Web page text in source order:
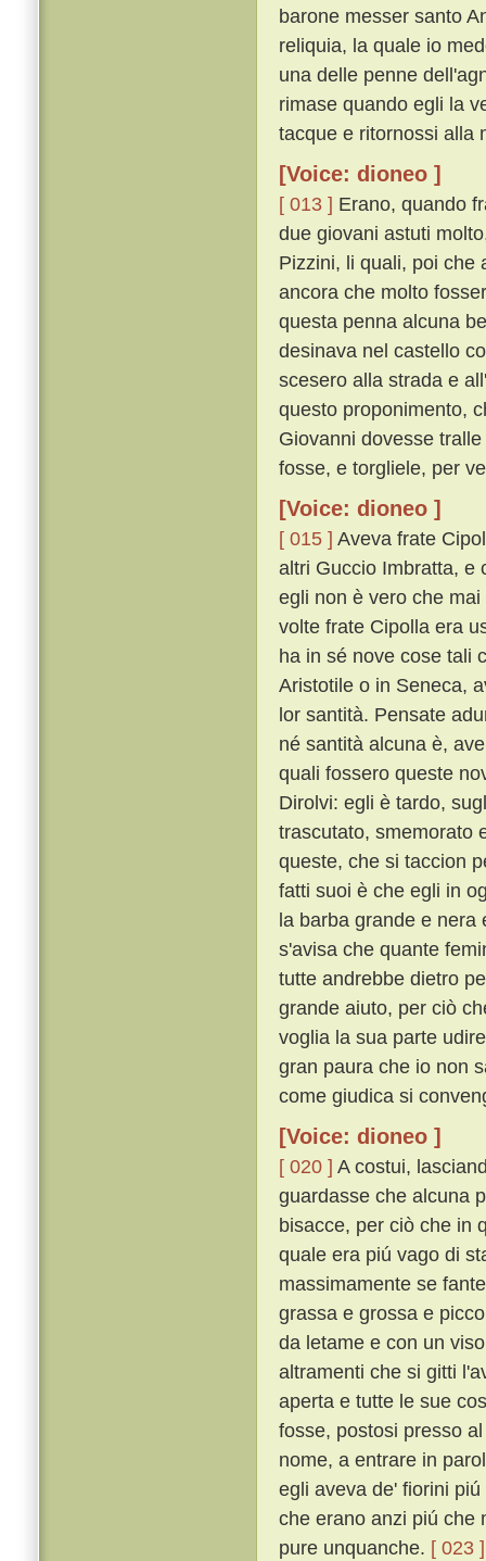
barone messer santo
reliquia, la quale io
una delle penne
rimase quando egli la
tacque e ritornossi alla
[Voice: dioneo ]
[ 013 ] Erano, quando
due giovani astuti
Pizzini, li quali, poi che
ancora che molto
questa penna alcuna
desinava nel castello
scesero alla strada e
questo proponimento,
Giovanni dovesse
fosse, e torgliele, per
[Voice: dioneo ]
[ 015 ] Aveva frate
altri Guccio Imbratta, e
egli non è vero che
volte frate Cipolla era
ha in sé nove cose tali
Aristotile o in Seneca,
lor santità. Pensate
né santità alcuna è,
quali fossero queste
Dirolvi: egli è tardo,
trascutato, smemorato
queste, che si taccion
fatti suoi è che egli in
la barba grande e nera
s'avisa che quante
tutte andrebbe dietro
grande aiuto, per ciò
voglia la sua parte
gran paura che io non
come giudica si
[Voice: dioneo ]
[ 020 ] A costui,
guardasse che alcuna
bisacce, per ciò che in
quale era piú vago di
massimamente se
grassa e grossa e
da letame e con un
altramenti che si gitti
aperta e tutte le sue
fosse, postosi presso
nome, a entrare in
egli aveva de' fiorini
che erano anzi piú che
pure unquanche. [ 023 ]